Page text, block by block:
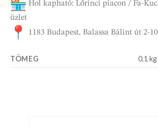
Hol kapható: Lőrinci piacon / Fa-
üzlet
1183 Budapest, Balassa Bálint út 2-10
TÖMEG 0,1 kg